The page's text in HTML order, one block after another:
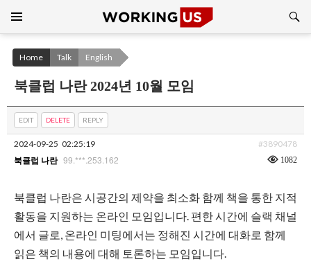
CONTENT
Home Talk English
북클럽 나란 2024년 10월 모임
EDIT DELETE REPLY
2024-09-25 02:25:19 #3890478
북클럽 나란 99.***.253.162 1082
북클럽 나란은 시공간의 제약을 최소화 함께 책을 통한 지적
활동을 지원하는 온라인 모임입니다. 편한 시간에 슬랙 채널
에서 글로, 온라인 미팅에서는 정해진 시간에 대화로 함께
읽은 책의 내용에 대해 토론하는 모임입니다.